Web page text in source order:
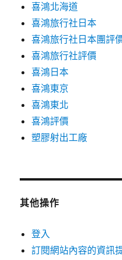
喜鴻北海道
喜鴻旅行社日本
喜鴻旅行社日本團評
喜鴻旅行社評價
喜鴻日本
喜鴻東京
喜鴻東北
喜鴻評價
塑膠射出工廠
其他操作
登入
訂閱網站內容的資訊